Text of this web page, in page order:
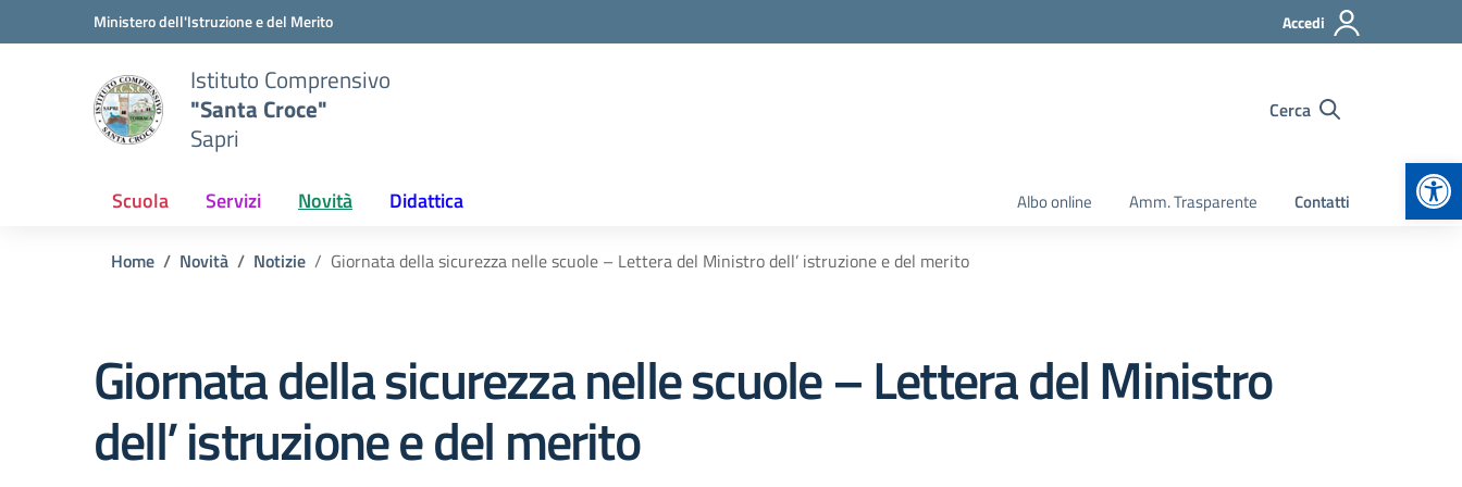
Vai ai contenuti
Vai al menu di navigazioneMinistero dell'Istruzione e del Merito Accedi
Istituto Comprensivo
"Santa Croce"
Sapri
Cerca
Scuola Servizi Novità Didattica Albo online Amm. Trasparente Contatti
Home Novità Notizie Giornata della sicurezza nelle scuole – Lettera del Ministro dell’ istruzione e del merito
Giornata della sicurezza nelle scuole – Lettera del Ministro
dell’ istruzione e del merito